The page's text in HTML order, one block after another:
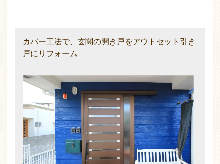
カバー工法で、玄関の開き戸をアウトセット引き
戸にリフォーム